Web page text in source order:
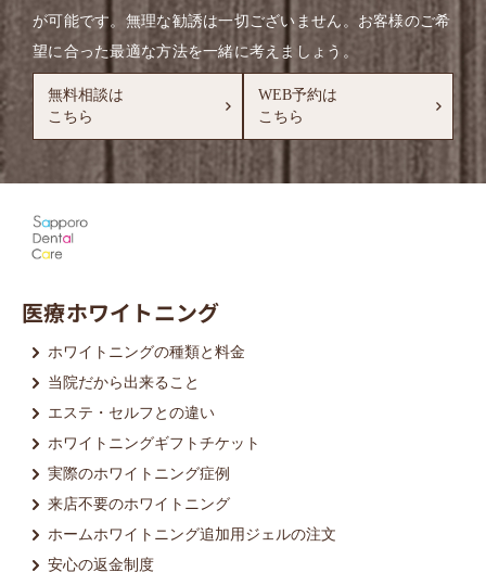
が可能です。無理な勧誘は一切ございません。お客様のご希
望に合った最適な方法を一緒に考えましょう。
無料相談は
こちら
WEB予約は
こちら
医療ホワイトニング
ホワイトニングの種類と料金
当院だから出来ること
エステ・セルフとの違い
ホワイトニングギフトチケット
実際のホワイトニング症例
来店不要のホワイトニング
ホームホワイトニング追加用ジェルの注文
安心の返金制度